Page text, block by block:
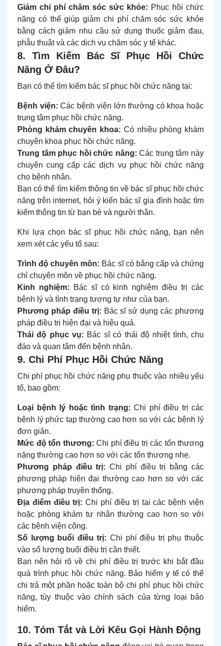
Giảm chi phí chăm sóc sức khỏe: Phục hồi chức
năng có thể giúp giảm chi phí chăm sóc sức khỏe
bằng cách giảm nhu cầu sử dụng thuốc giảm đau,
phẫu thuật và các dịch vụ chăm sóc y tế khác.
8. Tìm Kiếm Bác Sĩ Phục Hồi Chức
Năng Ở Đâu?
Bạn có thể tìm kiếm bác sĩ phục hồi chức năng tại:
Bệnh viện: Các bệnh viện lớn thường có khoa hoặc
trung tâm phục hồi chức năng.
Phòng khám chuyên khoa: Có nhiều phòng khám
chuyên khoa phục hồi chức năng.
Trung tâm phục hồi chức năng: Các trung tâm này
chuyên cung cấp các dịch vụ phục hồi chức năng
cho bệnh nhân.
Bạn có thể tìm kiếm thông tin về bác sĩ phục hồi chức
năng trên internet, hỏi ý kiến bác sĩ gia đình hoặc tìm
kiếm thông tin từ bạn bè và người thân.
Khi lựa chọn bác sĩ phục hồi chức năng, bạn nên
xem xét các yếu tố sau:
Trình độ chuyên môn: Bác sĩ có bằng cấp và chứng
chỉ chuyên môn về phục hồi chức năng.
Kinh nghiệm: Bác sĩ có kinh nghiệm điều trị các
bệnh lý và tình trạng tương tự như của bạn.
Phương pháp điều trị: Bác sĩ sử dụng các phương
pháp điều trị hiện đại và hiệu quả.
Thái độ phục vụ: Bác sĩ có thái độ nhiệt tình, chu
đáo và quan tâm đến bệnh nhân.
9. Chi Phí Phục Hồi Chức Năng
Chi phí phục hồi chức năng phụ thuộc vào nhiều yếu
tố, bao gồm:
Loại bệnh lý hoặc tình trạng: Chi phí điều trị các
bệnh lý phức tạp thường cao hơn so với các bệnh lý
đơn giản.
Mức độ tổn thương: Chi phí điều trị các tổn thương
nặng thường cao hơn so với các tổn thương nhẹ.
Phương pháp điều trị: Chi phí điều trị bằng các
phương pháp hiện đại thường cao hơn so với các
phương pháp truyền thống.
Địa điểm điều trị: Chi phí điều trị tại các bệnh viện
hoặc phòng khám tư nhân thường cao hơn so với
các bệnh viện công.
Số lượng buổi điều trị: Chi phí điều trị phụ thuộc
vào số lượng buổi điều trị cần thiết.
Bạn nên hỏi rõ về chi phí điều trị trước khi bắt đầu
quá trình phục hồi chức năng. Bảo hiểm y tế có thể
chi trả một phần hoặc toàn bộ chi phí phục hồi chức
năng, tùy thuộc vào chính sách của từng loại bảo
hiểm.
10. Tóm Tắt và Lời Kêu Gọi Hành Động